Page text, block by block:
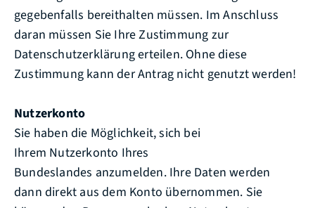
gegebenfalls bereithalten müssen. Im Anschluss
daran müssen Sie Ihre Zustimmung zur
Datenschutzerklärung erteilen. Ohne diese
Zustimmung kann der Antrag nicht genutzt werden!
Nutzerkonto
Sie haben die Möglichkeit, sich bei
Ihrem Nutzerkonto Ihres
Bundeslandes anzumelden. Ihre Daten werden
dann direkt aus dem Konto übernommen. Sie